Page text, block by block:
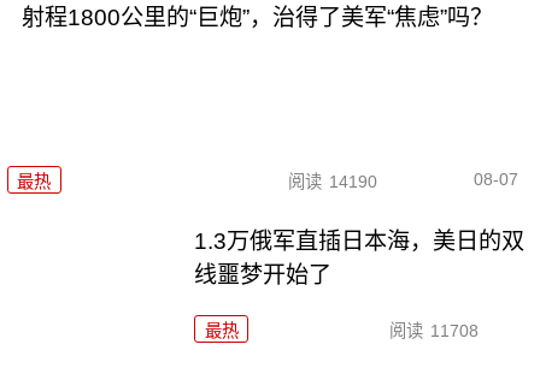
射程1800公里的“巨炮”，治得了美军“焦虑”吗？
最热 阅读 14190 08-07
1.3万俄军直插日本海，美日的双
线噩梦开始了
最热 阅读 11708